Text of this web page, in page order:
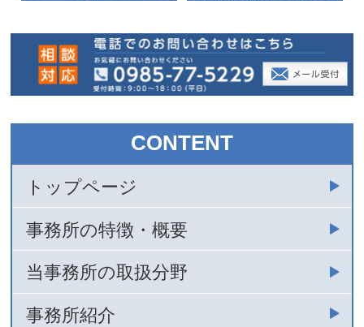
CONTENT
トップページ
事務所の特徴・概要
当事務所の取扱分野
事務所紹介